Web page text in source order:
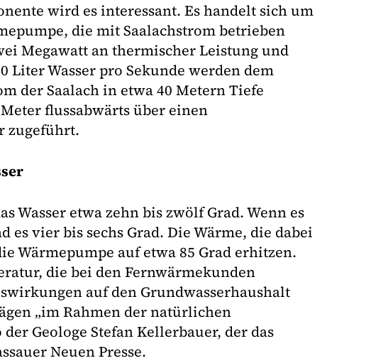
wird es interessant. Es handelt sich um
die mit Saalachstrom betrieben
Megawatt an thermischer Leistung und
Liter Wasser pro Sekunde werden dem
der Saalach in etwa 40 Metern Tiefe
flussabwärts über einen
zugeführt.
Wasser etwa zehn bis zwölf Grad. Wenn es
vier bis sechs Grad. Die Wärme, die dabei
Wärmepumpe auf etwa 85 Grad erhitzen.
die bei den Fernwärmekunden
auf den Grundwasserhaushalt
„im Rahmen der natürlichen
Geologe Stefan Kellerbauer, der das
Neuen Presse.